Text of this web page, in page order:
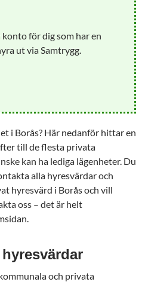
för dig som har en
ut via Samtrygg.
i Borås? Här nedanför hittar en
till de flesta privata
kan ha lediga lägenheter. Du
alla hyresvärdar och
hyresvärd i Borås och vill
oss – det är helt
och privata